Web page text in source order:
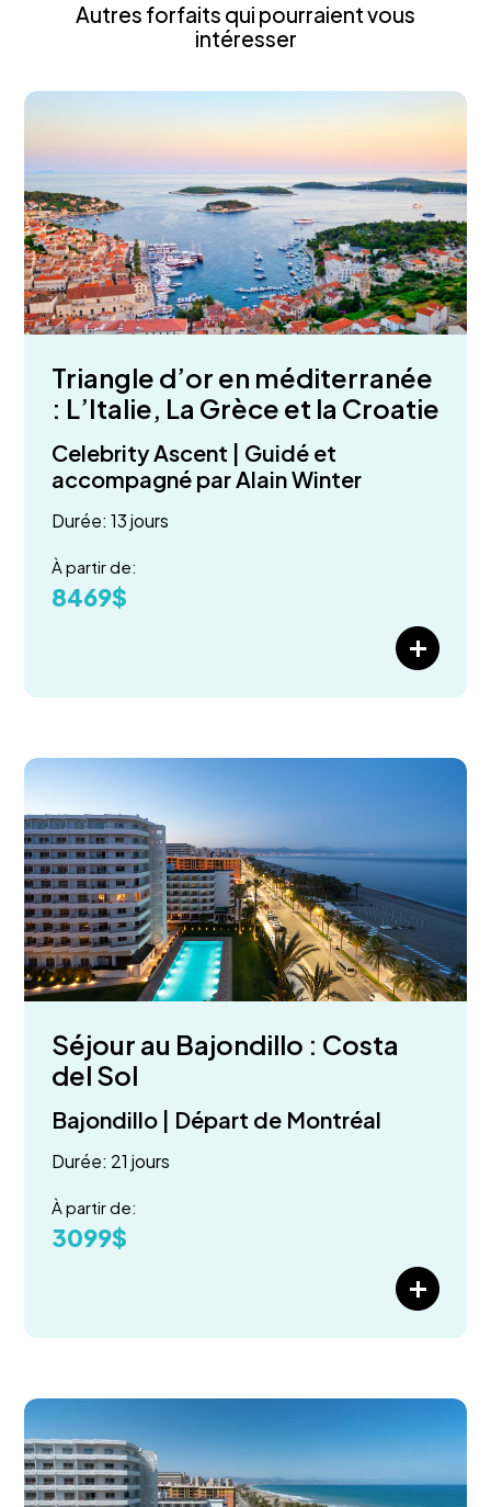
Autres forfaits qui pourraient vous
intéresser
Triangle d’or en méditerranée
: L’Italie, La Grèce et la Croatie
Celebrity Ascent | Guidé et
accompagné par Alain Winter
Durée: 13 jours
À partir de:
8469$
Séjour au Bajondillo : Costa
del Sol
Bajondillo | Départ de Montréal
Durée: 21 jours
À partir de:
3099$